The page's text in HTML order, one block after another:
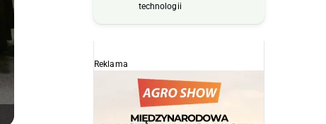
technologii
Reklama